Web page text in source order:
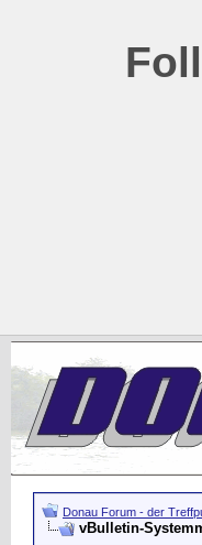
Donau Forum - der
vBulletin-